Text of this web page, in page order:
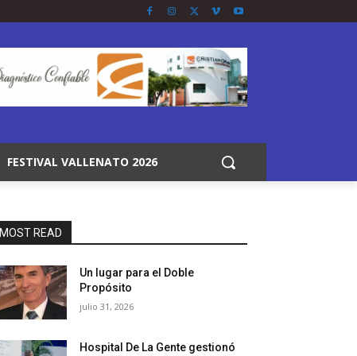
FESTIVAL VALLENATO 2026
MOST READ
Un lugar para el Doble
Propósito
julio 31, 2026
Hospital De La Gente gestionó